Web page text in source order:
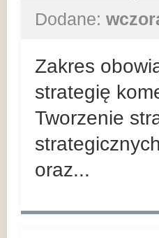
Dodane:
Zakres
strategię
Tworzenie
oraz...